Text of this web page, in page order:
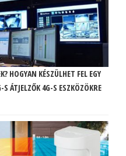
HOGYAN KÉSZÜLHET FEL EGY
ÁTJELZŐK 4G-S ESZKÖZÖKRE